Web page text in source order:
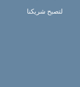
لتصبح شريكنا